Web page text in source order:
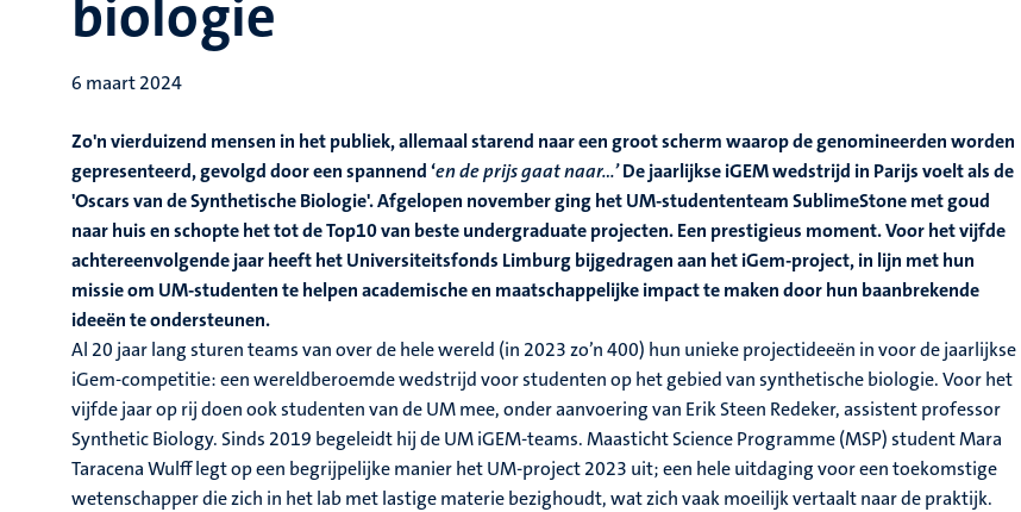
biologie
6 maart 2024
Zo'n vierduizend mensen in het publiek, allemaal starend naar een groot scherm waarop de genomineerden worden
gepresenteerd, gevolgd door een spannend ‘en de prijs gaat naar...’De jaarlijkse iGEM wedstrijd in Parijs voelt als de
'Oscars van de Synthetische Biologie'. Afgelopen november ging het UM-studententeam SublimeStone met goud
naar huis en schopte het tot de Top10 van beste undergraduate projecten. Een prestigieus moment. Voor het vijfde
achtereenvolgende jaar heeft het Universiteitsfonds Limburg bijgedragen aan het iGem-project, in lijn met hun
missie om UM-studenten te helpen academische en maatschappelijke impact te maken door hun baanbrekende
ideeën te ondersteunen.
Al 20 jaar lang sturen teams van over de hele wereld (in 2023 zo’n 400) hun unieke projectideeën in voor de jaarlijkse
iGem-competitie: een wereldberoemde wedstrijd voor studenten op het gebied van synthetische biologie. Voor het
vijfde jaar op rij doen ook studenten van de UM mee, onder aanvoering van Erik Steen Redeker, assistent professor
Synthetic Biology. Sinds 2019 begeleidt hij de UM iGEM-teams. Maasticht Science Programme (MSP) student Mara
Taracena Wulff legt op een begrijpelijke manier het UM-project 2023 uit; een hele uitdaging voor een toekomstige
wetenschapper die zich in het lab met lastige materie bezighoudt, wat zich vaak moeilijk vertaalt naar de praktijk.